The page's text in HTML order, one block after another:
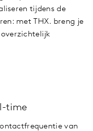
tijdens de
met THX. breng je
overzichtelijk
time
van